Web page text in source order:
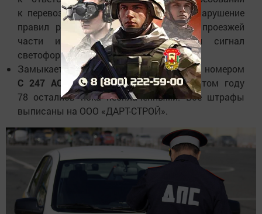
к перевозке детей, а в 2023 году за нарушение
правил расположения автомобиля на проезжей
части и проезд на запрещающий сигнал
светофора.
Замыкает рейтинг автомобиль с номером
С 247 АС 716. Из 106 нарушений в этом году
78 остались пока неоплаченными. Все штрафы
выписаны на ООО «ДАРТ-СТРОЙ».